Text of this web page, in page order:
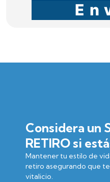
Considera un
RETIRO si
Mantener tu estilo de
retiro asegurando que
vitalicio.